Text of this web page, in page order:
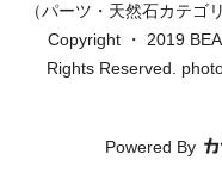
（パーツ・天然石カテゴ
Copyright ・ 2019
Rights Reserved.
Powered By